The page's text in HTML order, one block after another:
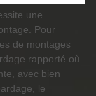
une
Pour
de montages
rapporté où
avec bien
le